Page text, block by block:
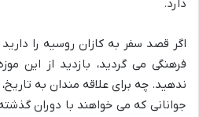
دارد.
اگر قصد سفر به کازان روسیه را
فرهنگی می گردید، بازدید از این
ندهید. چه برای علاقه مندان به
جوانانی که می خواهند با دوران